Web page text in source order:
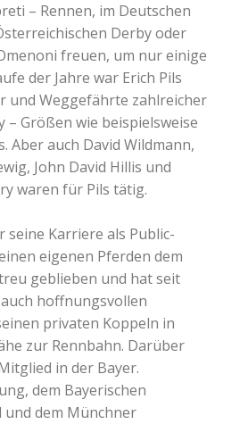
– Rennen, im Deutschen
Derby oder
freuen, um nur einige
der Jahre war Erich Pils
und Weggefährte zahlreicher
– Größen wie beispielsweise
Aber auch David Wildmann,
John David Hillis und
waren für Pils tätig.
seine Karriere als Public-
eigenen Pferden dem
geblieben und hat seit
hoffnungsvollen
privaten Koppeln in
zur Rennbahn. Darüber
in der Bayer.
dem Bayerischen
dem Münchner